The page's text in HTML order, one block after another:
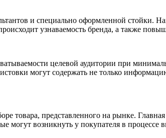
и специально оформленной стойки.
узнаваемость бренда, а также
целевой аудитории при
могут содержать не только
товара, представленного на рынке.
возникнуть у покупателя в процессе